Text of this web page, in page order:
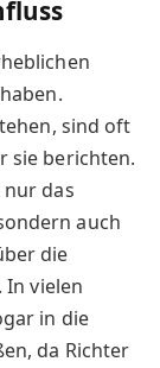
sind oft
sie berichten.
das
auch
die
In vielen
in die
da Richter